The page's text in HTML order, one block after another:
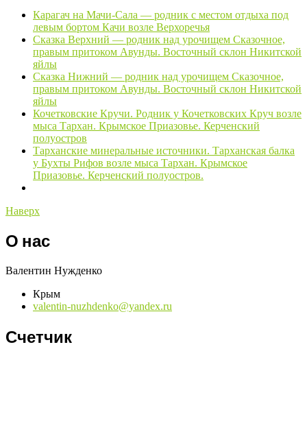
Карагач на Мачи-Сала — родник с местом отдыха под
левым бортом Качи возле Верхоречья
Сказка Верхний — родник над урочищем Сказочное,
правым притоком Авунды. Восточный склон Никитской
яйлы
Сказка Нижний — родник над урочищем Сказочное,
правым притоком Авунды. Восточный склон Никитской
яйлы
Кочетковские Кручи. Родник у Кочетковских Круч возле
мыса Тархан. Крымское Приазовье. Керченский
полуостров
Тарханские минеральные источники. Тарханская балка
у Бухты Рифов возле мыса Тархан. Крымское
Приазовье. Керченский полуостров.
Наверх
О нас
Валентин Нужденко
Крым
valentin-nuzhdenko@yandex.ru
Счетчик